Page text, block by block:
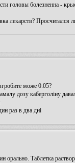
головы болезненна -
лекарств? Просчитался
може 0.05?
дозу каберголіну
раз в два дні
Таблетка